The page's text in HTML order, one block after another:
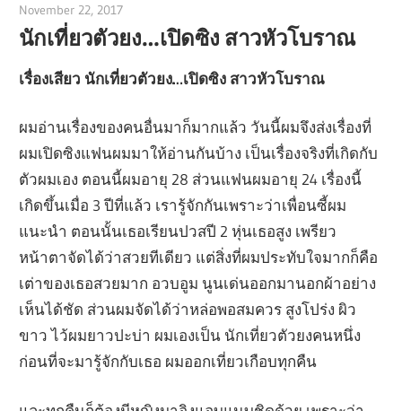
November 22, 2017
นักเที่ยวตัวยง…เปิดซิง สาวหัวโบราณ
เรื่องเสียว นักเที่ยวตัวยง…เปิดซิง สาวหัวโบราณ
ผมอ่านเรื่องของคนอื่นมาก็มากแล้ว วันนี้ผมจึงส่งเรื่องที่
ผมเปิดซิงแฟนผมมาให้อ่านกันบ้าง เป็นเรื่องจริงที่เกิดกับ
ตัวผมเอง ตอนนี้ผมอายุ 28 ส่วนแฟนผมอายุ 24 เรื่องนี้
เกิดขึ้นเมื่อ 3 ปีที่แล้ว เรารู้จักกันเพราะว่าเพื่อนซี้ผม
แนะนำ ตอนนั้นเธอเรียนปวสปี 2 หุ่นเธอสูง เพรียว
หน้าตาจัดได้ว่าสวยทีเดียว แต่สิ่งที่ผมประทับใจมากก็คือ
เต่าของเธอสวยมาก อวบอูม นูนเด่นออกมานอกผ้าอย่าง
เห็นได้ชัด ส่วนผมจัดได้ว่าหล่อพอสมควร สูงโปร่ง ผิว
ขาว ไว้ผมยาวปะบ่า ผมเองเป็น นักเที่ยวตัวยงคนหนึ่ง
ก่อนที่จะมารู้จักกับเธอ ผมออกเที่ยวเกือบทุกคืน